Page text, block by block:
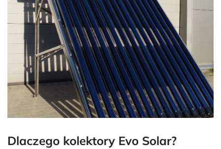
Dlaczego kolektory Evo Solar?